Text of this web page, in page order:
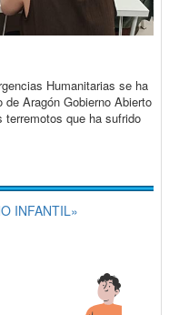
Humanitarias se ha
de Aragón Gobierno Abierto
que ha sufrido
INFANTIL»